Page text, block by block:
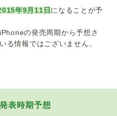
年9月11日 になることが予
の発売周期から予想さ
る情報ではございません。
表時期予想